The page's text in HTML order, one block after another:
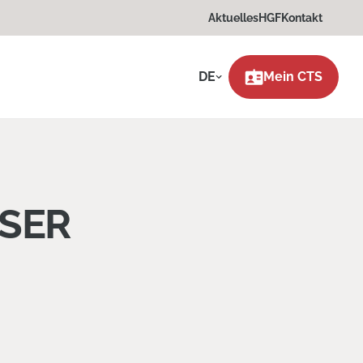
AktuellesHGFKontakt
DE Mein CTS